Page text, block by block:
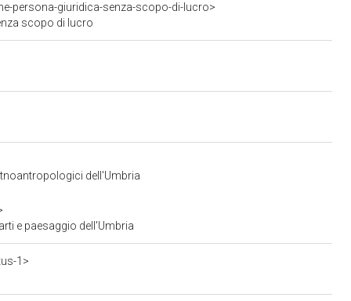
persona-giuridica-senza-scopo-di-lucro>
scopo di lucro
dell'Umbria
e paesaggio dell'Umbria
1>